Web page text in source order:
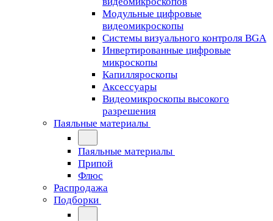
Модульные цифровые
видеомикроскопы
Cистемы визуального контроля BGA
Инвертированные цифровые
микроскопы
Капилляроскопы
Аксессуары
Видеомикроскопы высокого
разрешения
Паяльные материалы
Паяльные материалы
Припой
Флюс
Распродажа
Подборки